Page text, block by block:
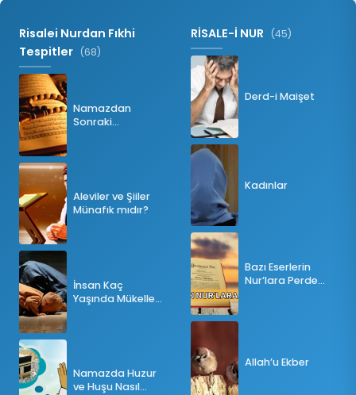
Risalei Nurdan Fıkhi
Tespitler (68)
Namazdan
Sonraki
Aleviler ve Şiiler
Münafık mıdır?
İnsan Kaç
Yaşında Mükellef
Namazda Huzur
ve Huşu Nasıl
RİSALE-İ NUR (45)
Derd-i Maişet
Kadınlar
Bazı Eserlerin
Nur’lara Perde
Allah’u Ekber